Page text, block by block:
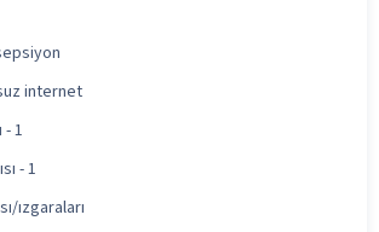
internet
- 1
- 1
ızgaraları